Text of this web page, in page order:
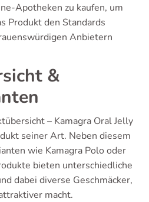
Apotheken zu kaufen, um
Produkt den Standards
Anbietern
&
– Kamagra Oral Jelly
seiner Art. Neben diesem
wie Kamagra Polo oder
bieten unterschiedliche
dabei diverse Geschmäcker,
macht.